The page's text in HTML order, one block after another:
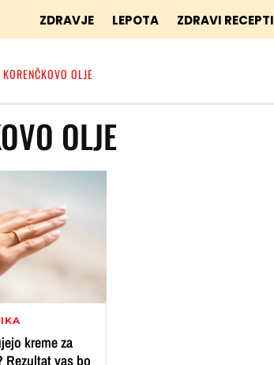
ZDRAVJE LEPOTA ZDRAVI RECEPTI
KORENČKOVO OLJE
OLJE
kreme za
vas bo